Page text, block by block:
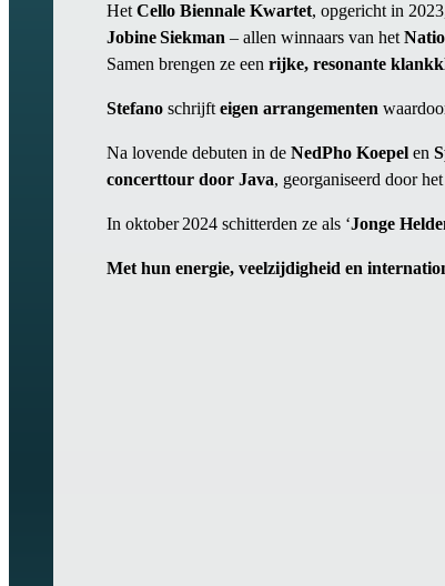
Het Cello Biennale Kwartet, opgericht in
Jobine Siekman – allen winnaars van het
Samen brengen ze een rijke, resonante
Stefano schrijft eigen arrangementen
Na lovende debuten in de NedPho Koepel en
concerttour door Java, georganiseerd door
In oktober 2024 schitterden ze als ‘Jonge
Met hun energie, veelzijdigheid en